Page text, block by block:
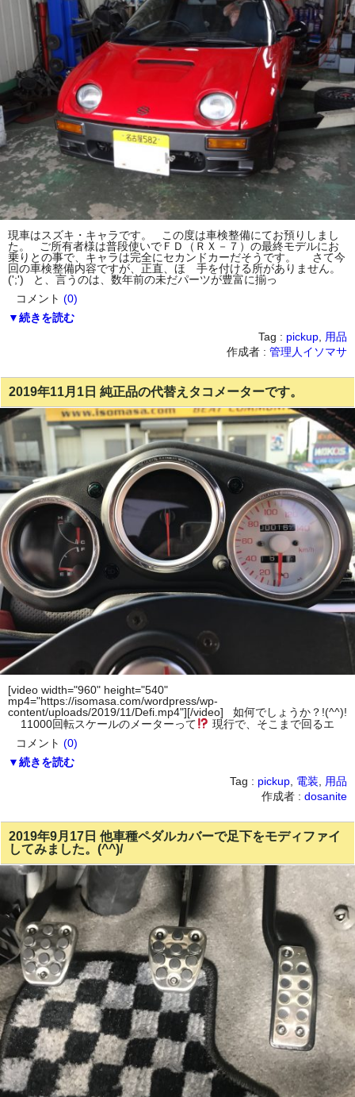
現車はスズキ・キャラです。 この度は車検整備にてお預りしまし
た。 ご所有者様は普段使いでＦＤ（ＲＸ－７）の最終モデルにお
乗りとの事で、キャラは完全にセカンドカーだそうです。 さて今
回の車検整備内容ですが、正直、ほゞ手を付ける所がありません。
(';') と、言うのは、数年前の未だパーツが豊富に揃っ
コメント (0)
▼続きを読む
Tag : pickup
用品
作成者 : 管理人イソマサ
2019年11月1日 純正品の代替えタコメーターです。
[video width="960" height="540"
mp4="https://isomasa.com/wordpress/wp-
content/uploads/2019/11/Defi.mp4"][/video] 如何でしょうか？!(^^)!
11000回転スケールのメーターって
現行で、そこまで回るエ
コメント (0)
▼続きを読む
Tag : pickup 電装
用品
作成者 : dosanite
2019年9月17日 他車種ペダルカバーで足下をモディファイ
してみました。(^^)/